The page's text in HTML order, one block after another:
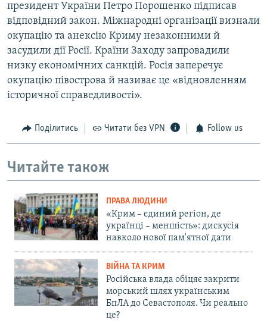
президент України Петро Порошенко підписав
відповідний закон. Міжнародні організації визнали
окупацію та анексію Криму незаконними й
засудили дії Росії. Країни Заходу запровадили
низку економічних санкцій. Росія заперечує
окупацію півострова й називає це «відновленням
історичної справедливості».
Поділитись Читати без VPN Follow us
Читайте також
ПРАВА ЛЮДИНИ
«Крим – єдиний регіон, де
українці – меншість»: дискусія
навколо нової пам'ятної дати
ВІЙНА ТА КРИМ
Російська влада обіцяє закрити
морський шлях українським
БпЛА до Севастополя. Чи реально
це?